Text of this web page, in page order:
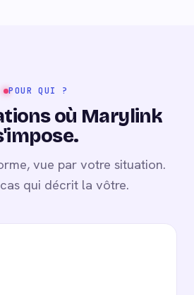
POUR QUI ?
où Marylink
vue par votre situation.
qui décrit la vôtre.